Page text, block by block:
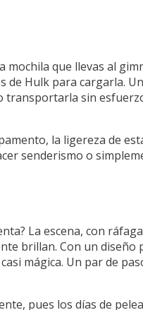
mochila que llevas al
de Hulk para cargarla.
sin
la ligereza de
senderismo o
La escena, con
brillan. Con un diseño
mágica. Un par de
pues los días de